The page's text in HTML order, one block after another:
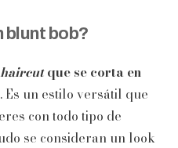
blunt bob?
que se corta en
. Es un estilo versátil que
con todo tipo de
se consideran un look